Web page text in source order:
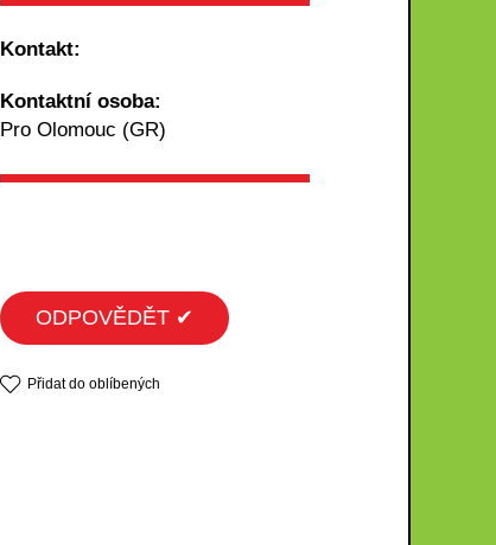
Kontakt:
Kontaktní osoba:
Pro Olomouc (GR)
ODPOVĚDĚT ✔
Přidat do oblíbených